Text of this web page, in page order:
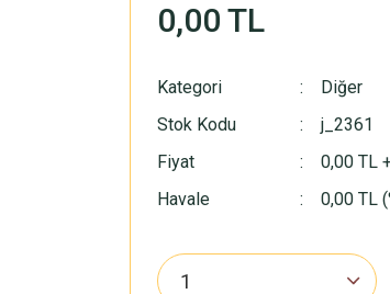
0,00 TL
Kategori
Diğer
Stok Kodu
j_2361
Fiyat
0,00 TL
Havale
0,00 TL